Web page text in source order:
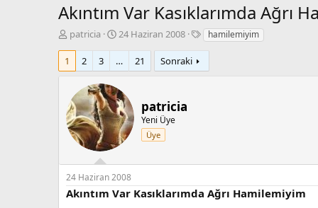
Akıntım Var Kasıklarımda Ağrı
K
b
y
u
b
a
a
t
a
patricia
B
l
n
g
ı
ç
t
r
i
h
24 Haziran 2008
E
k
hamilemiyim
1 2 3 … 21 Sonraki
patricia
Yeni Üye
Üye
24 Haziran 2008
Akıntım Var Kasıklarımda Ağrı Hamilemiyim